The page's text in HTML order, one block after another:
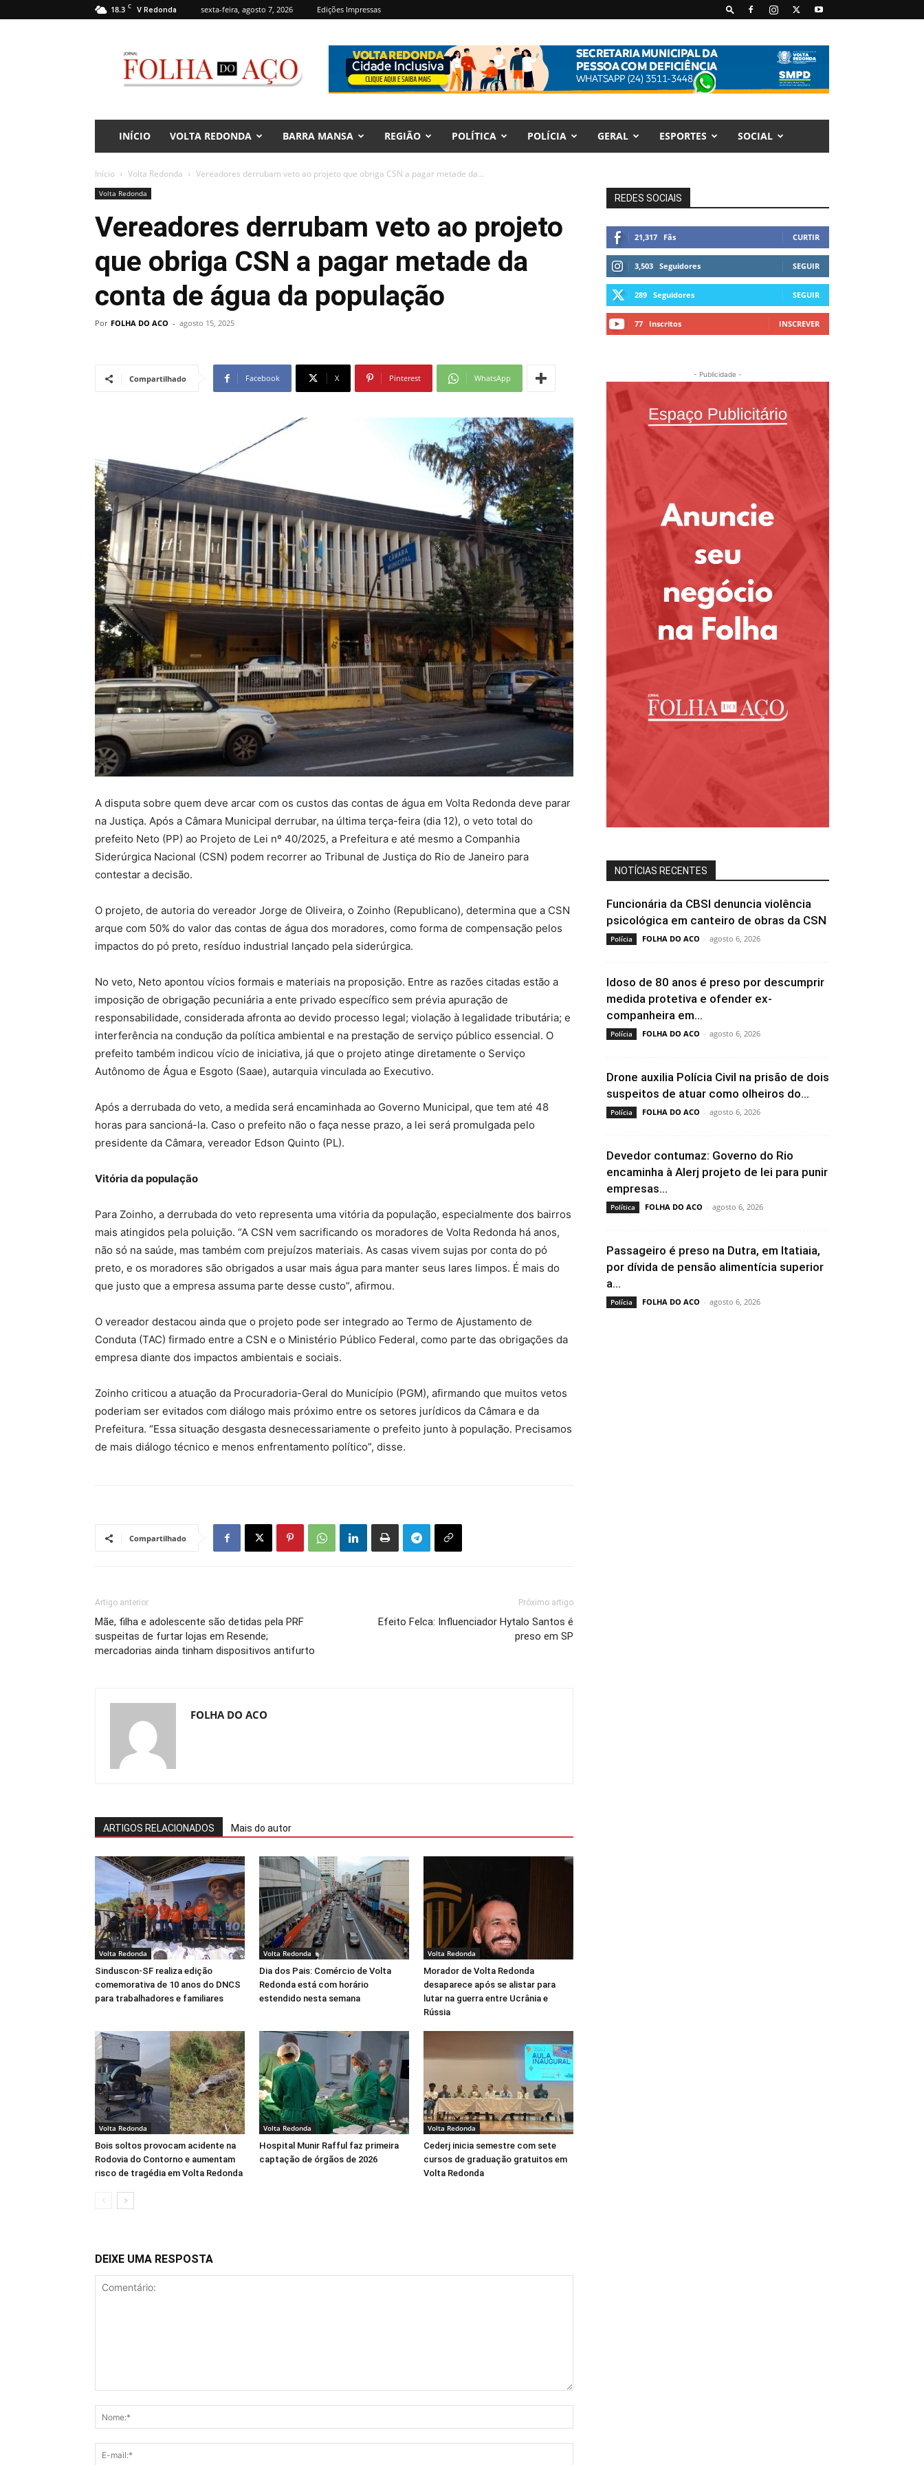
18.3 C V Redonda sexta-feira, agosto 7, 2026 Edições Impressas
Folha
do
Aço
INÍCIO VOLTA REDONDA BARRA MANSA REGIÃO POLÍTICA POLÍCIA GERAL ESPORTES SOCIAL
Início Volta Redonda Vereadores derrubam veto ao projeto que obriga CSN a pagar metade da...
Volta Redonda
Vereadores derrubam veto ao projeto
que obriga CSN a pagar metade da
conta de água da população
Por FOLHA DO ACO - agosto 15, 2025
Compartilhado Facebook X Pinterest WhatsApp
A disputa sobre quem deve arcar com os custos das contas de água em Volta Redonda deve parar
na Justiça. Após a Câmara Municipal derrubar, na última terça-feira (dia 12), o veto total do
prefeito Neto (PP) ao Projeto de Lei nº 40/2025, a Prefeitura e até mesmo a Companhia
Siderúrgica Nacional (CSN) podem recorrer ao Tribunal de Justiça do Rio de Janeiro para
contestar a decisão.
O projeto, de autoria do vereador Jorge de Oliveira, o Zoinho (Republicano), determina que a CSN
arque com 50% do valor das contas de água dos moradores, como forma de compensação pelos
impactos do pó preto, resíduo industrial lançado pela siderúrgica.
No veto, Neto apontou vícios formais e materiais na proposição. Entre as razões citadas estão a
imposição de obrigação pecuniária a ente privado específico sem prévia apuração de
responsabilidade, considerada afronta ao devido processo legal; violação à legalidade tributária; e
interferência na condução da política ambiental e na prestação de serviço público essencial. O
prefeito também indicou vício de iniciativa, já que o projeto atinge diretamente o Serviço
Autônomo de Água e Esgoto (Saae), autarquia vinculada ao Executivo.
Após a derrubada do veto, a medida será encaminhada ao Governo Municipal, que tem até 48
horas para sancioná-la. Caso o prefeito não o faça nesse prazo, a lei será promulgada pelo
presidente da Câmara, vereador Edson Quinto (PL).
Vitória da população
Para Zoinho, a derrubada do veto representa uma vitória da população, especialmente dos bairros
mais atingidos pela poluição. “A CSN vem sacrificando os moradores de Volta Redonda há anos,
não só na saúde, mas também com prejuízos materiais. As casas vivem sujas por conta do pó
preto, e os moradores são obrigados a usar mais água para manter seus lares limpos. É mais do
que justo que a empresa assuma parte desse custo”, afirmou.
O vereador destacou ainda que o projeto pode ser integrado ao Termo de Ajustamento de
Conduta (TAC) firmado entre a CSN e o Ministério Público Federal, como parte das obrigações da
empresa diante dos impactos ambientais e sociais.
Zoinho criticou a atuação da Procuradoria-Geral do Município (PGM), afirmando que muitos vetos
poderiam ser evitados com diálogo mais próximo entre os setores jurídicos da Câmara e da
Prefeitura. “Essa situação desgasta desnecessariamente o prefeito junto à população. Precisamos
de mais diálogo técnico e menos enfrentamento político”, disse.
Compartilhado
Artigo anterior
Mãe, filha e adolescente são detidas pela PRF
suspeitas de furtar lojas em Resende;
mercadorias ainda tinham dispositivos antifurto
Próximo artigo
Efeito Felca: Influenciador Hytalo Santos é
preso em SP
FOLHA DO ACO
ARTIGOS RELACIONADOS Mais do autor
Volta Redonda
Sinduscon-SF realiza edição
comemorativa de 10 anos do DNCS
para trabalhadores e familiares
Volta Redonda
Dia dos Pais: Comércio de Volta
Redonda está com horário
estendido nesta semana
Volta Redonda
Morador de Volta Redonda
desaparece após se alistar para
lutar na guerra entre Ucrânia e
Rússia
Volta Redonda
Bois soltos provocam acidente na
Rodovia do Contorno e aumentam
risco de tragédia em Volta Redonda
Volta Redonda
Hospital Munir Rafful faz primeira
captação de órgãos de 2026
Volta Redonda
Cederj inicia semestre com sete
cursos de graduação gratuitos em
Volta Redonda
DEIXE UMA RESPOSTA
REDES SOCIAIS
21,317 Fãs CURTIR
3,503 Seguidores SEGUIR
289 Seguidores SEGUIR
77 Inscritos INSCREVER
- Publicidade -
NOTÍCIAS RECENTES
Funcionária da CBSI denuncia violência
psicológica em canteiro de obras da CSN
Polícia FOLHA DO ACO - agosto 6, 2026
Idoso de 80 anos é preso por descumprir
medida protetiva e ofender ex-
companheira em...
Polícia FOLHA DO ACO - agosto 6, 2026
Drone auxilia Polícia Civil na prisão de dois
suspeitos de atuar como olheiros do...
Polícia FOLHA DO ACO - agosto 6, 2026
Devedor contumaz: Governo do Rio
encaminha à Alerj projeto de lei para punir
empresas...
Política FOLHA DO ACO - agosto 6, 2026
Passageiro é preso na Dutra, em Itatiaia,
por dívida de pensão alimentícia superior
a...
Polícia FOLHA DO ACO - agosto 6, 2026